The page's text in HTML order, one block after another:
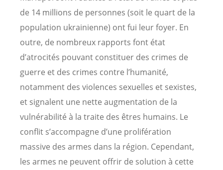
de 14 millions de personnes (soit le quart de la
population ukrainienne) ont fui leur foyer. En
outre, de nombreux rapports font état
d’atrocités pouvant constituer des crimes de
guerre et des crimes contre l’humanité,
notamment des violences sexuelles et sexistes,
et signalent une nette augmentation de la
vulnérabilité à la traite des êtres humains. Le
conflit s’accompagne d’une prolifération
massive des armes dans la région. Cependant,
les armes ne peuvent offrir de solution à cette